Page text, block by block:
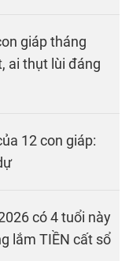
giáp tháng
ai thụt lùi đáng
12 con giáp:
có 4 tuổi này
lắm TIỀN cất sổ